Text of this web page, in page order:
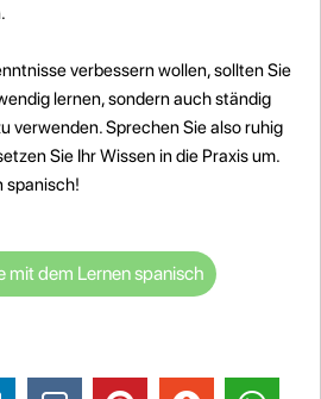
verbessern wollen, sollten Sie
lernen, sondern auch ständig
verwenden. Sprechen Sie also ruhig
Sie Ihr Wissen in die Praxis um.
spanisch!
mit dem Lernen spanisch